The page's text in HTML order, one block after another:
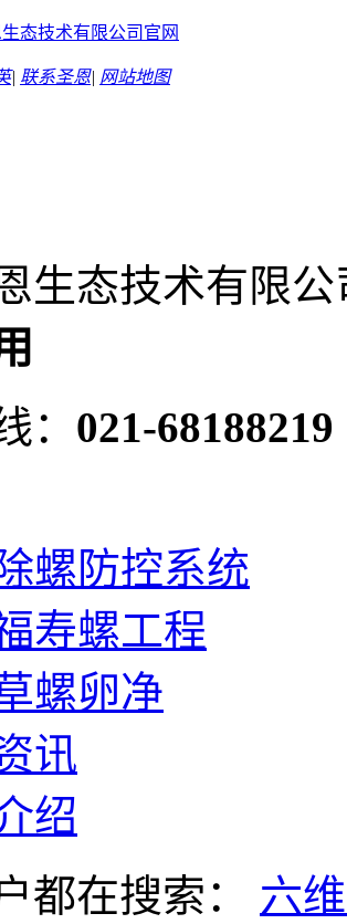
态技术有限公司官网
| 联系圣恩| 网站地图
生态技术有限
： 021-68188219
螺防控系统
寿螺工程
螺卵净
讯
绍
都在搜索：
六